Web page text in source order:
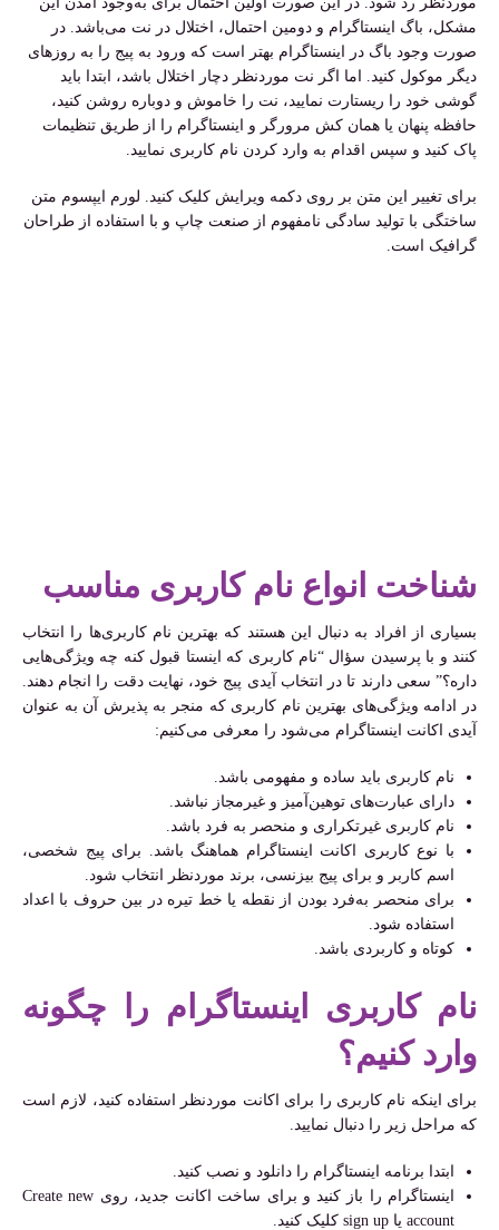
مشکل، باگ اینستاگرام و دومین احتمال، اختلال در نت می‌باشد. در
صورت وجود باگ در اینستاگرام بهتر است که ورود به پیج را به روز‌های
دیگر موکول کنید. اما اگر نت موردنظر دچار اختلال باشد، ابتدا باید
گوشی خود را ریستارت نمایید، نت را خاموش و دوباره روشن کنید،
حافظه پنهان یا همان کش مرورگر و اینستاگرام را از طریق تنظیمات
پاک کنید و سپس اقدام به وارد کردن نام کاربری نمایید.
برای تغییر این متن بر روی دکمه ویرایش کلیک کنید. لورم ایپسوم متن
ساختگی با تولید سادگی نامفهوم از صنعت چاپ و با استفاده از طراحان
گرافیک است.
شناخت انواع نام کاربری مناسب
بسیاری از افراد به دنبال این هستند که بهترین نام کاربری‌ها را انتخاب
کنند و با پرسیدن سؤال “نام کاربری که اینستا قبول کنه چه ویژگی‌هایی
داره؟” سعی دارند تا در انتخاب آیدی پیج خود، نهایت دقت را انجام دهند.
در ادامه ویژگی‌های بهترین نام کاربری که منجر به پذیرش آن به عنوان
آیدی اکانت اینستاگرام می‌شود را معرفی می‌کنیم:
نام کاربری باید ساده و مفهومی باشد.
دارای عبارت‌های توهین‌آمیز و غیرمجاز نباشد.
نام کاربری غیرتکراری و منحصر به فرد باشد.
با نوع کاربری اکانت اینستاگرام هماهنگ باشد. برای پیج شخصی،
اسم کاربر و برای پیج بیزنسی، برند موردنظر انتخاب شود.
برای منحصر به‌فرد بودن از نقطه یا خط تیره در بین حروف با اعداد
استفاده شود.
کوتاه و کاربردی باشد.
نام کاربری اینستاگرام را چگونه
وارد کنیم؟
برای اینکه نام کاربری را برای اکانت موردنظر استفاده کنید، لازم است
که مراحل زیر را دنبال نمایید.
ابتدا برنامه اینستاگرام را دانلود و نصب کنید.
اینستاگرام را باز کنید و برای ساخت اکانت جدید، روی Create new
account یا sign up کلیک کنید.